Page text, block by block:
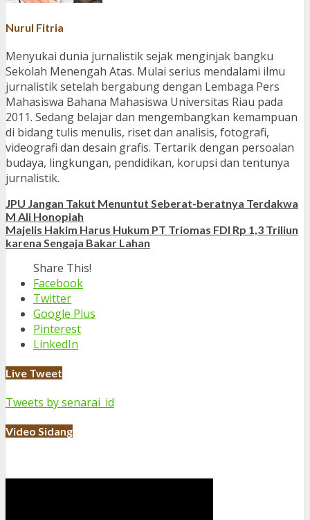
Nurul Fitria
Menyukai dunia jurnalistik sejak menginjak bangku
Sekolah Menengah Atas. Mulai serius mendalami ilmu
jurnalistik setelah bergabung dengan Lembaga Pers
Mahasiswa Bahana Mahasiswa Universitas Riau pada
2011. Sedang belajar dan mengembangkan kemampuan
di bidang tulis menulis, riset dan analisis, fotografi,
videografi dan desain grafis. Tertarik dengan persoalan
budaya, lingkungan, pendidikan, korupsi dan tentunya
jurnalistik.
JPU Jangan Takut Menuntut Seberat-beratnya Terdakwa
M Ali Honopiah
Majelis Hakim Harus Hukum PT Triomas FDI Rp 1,3 Triliun
karena Sengaja Bakar Lahan
Share This!
Facebook
Twitter
Google Plus
Pinterest
LinkedIn
Live Tweet
Tweets by senarai_id
Video Sidang